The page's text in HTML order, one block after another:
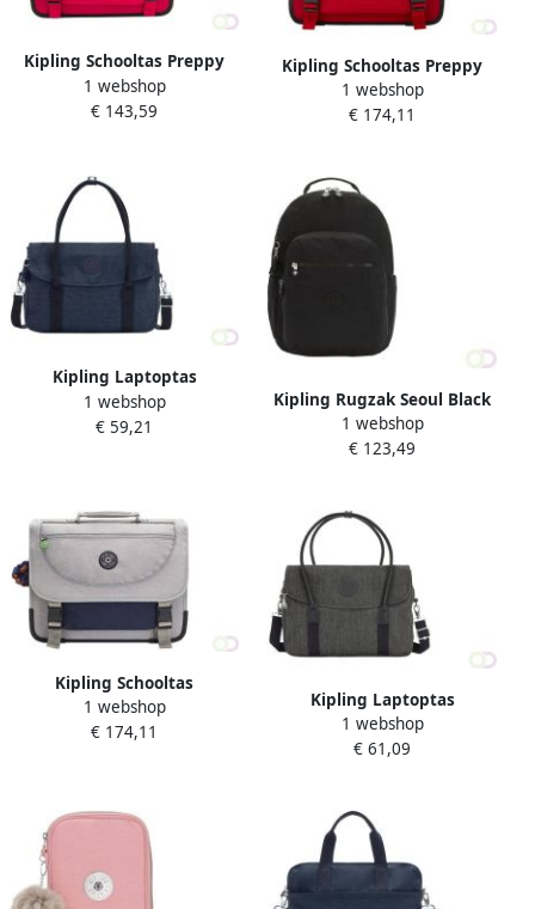
Kipling Schooltas Preppy
''True Pink''
1 webshop
€ 143,59
Kipling Schooltas Preppy
''Cherry Tonal''
1 webshop
€ 174,11
Kipling Laptoptas
Superworker S blue 2
1 webshop
€ 59,21
Kipling Rugzak Seoul Black
Noir
1 webshop
€ 123,49
Kipling Schooltas
Preppy''Playful Grey''
1 webshop
€ 174,11
Kipling Laptoptas
Superworker S black
peppery
1 webshop
€ 61,09